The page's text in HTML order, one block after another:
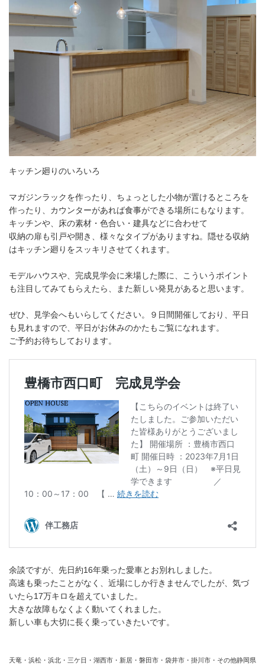
キッチン廻りのいろいろ
マガジンラックを作ったり、ちょっとした小物が置けるところを
作ったり、カウンターがあれば食事ができる場所にもなります。
キッチンや、床の素材・色合い・建具などに合わせて
収納の扉も引戸や開き、様々なタイプがありますね。隠せる収納
はキッチン廻りをスッキリさせてくれます。
モデルハウスや、完成見学会に来場した際に、こういうポイント
も注目してみてもらえたら、また新しい発見があると思います。
ぜひ、見学会へもいらしてください。９日間開催しており、平日
も見れますので、平日がお休みのかたもご覧になれます。
ご予約お待ちしております。
余談ですが、先日約16年乗った愛車とお別れしました。
高速も乗ったことがなく、近場にしか行きませんでしたが、気づ
いたら17万キロを超えていました。
大きな故障もなくよく動いてくれました。
新しい車も大切に長く乗っていきたいです。
天竜・浜松・浜北・三ケ日・湖西市・新居・磐田市・袋井市・掛川市・その他静岡県